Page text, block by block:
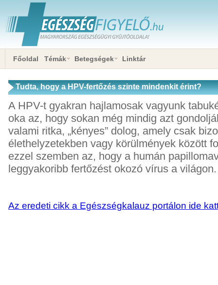
Főoldal Témák Betegségek Linktár
Tudta, hogy a HPV-fertőzés szinte mindenkit érint?
A HPV-t gyakran hajlamosak vagyunk
oka az, hogy sokan még mindig azt
valami ritka, „kényes” dolog, amely csak
élethelyzetekben vagy körülmények között
ezzel szemben az, hogy a humán
leggyakoribb fertőzést okozó vírus a világon.
Az eredeti cikk a Egészségkalauz portálon ide